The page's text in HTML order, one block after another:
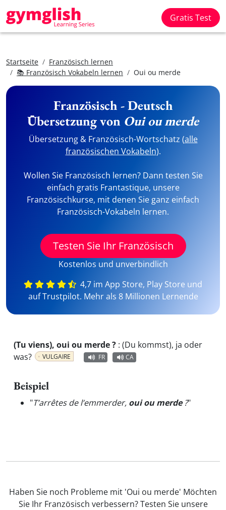
Gratis Test
Startseite
Französisch lernen
📚 Französisch Vokabeln lernen
Oui ou merde
Französisch - Deutsch
Übersetzung von Oui ou merde
Übersetzung & Französisch-Wortschatz (alle
französischen Vokabeln).
Wollen Sie Französisch lernen? Dann testen Sie
einfach gratis Frantastique, unsere
Französischkurse, mit denen Sie ganz einfach
Französisch-Vokabeln lernen.
Testen Sie Ihr Französisch
Kostenlos und unverbindlich
4,7 im App Store, Play Store und
auf Trustpilot. Mehr als 8 Millionen Lernende
(Tu viens), oui ou merde ? : (Du kommst), ja oder
was?
VULGAIRE FR CA
Beispiel
"T’arrêtes de l’emmerder, oui ou merde?"
Haben Sie noch Probleme mit 'Oui ou merde' Möchten
Sie Ihr Französisch verbessern? Testen Sie unsere